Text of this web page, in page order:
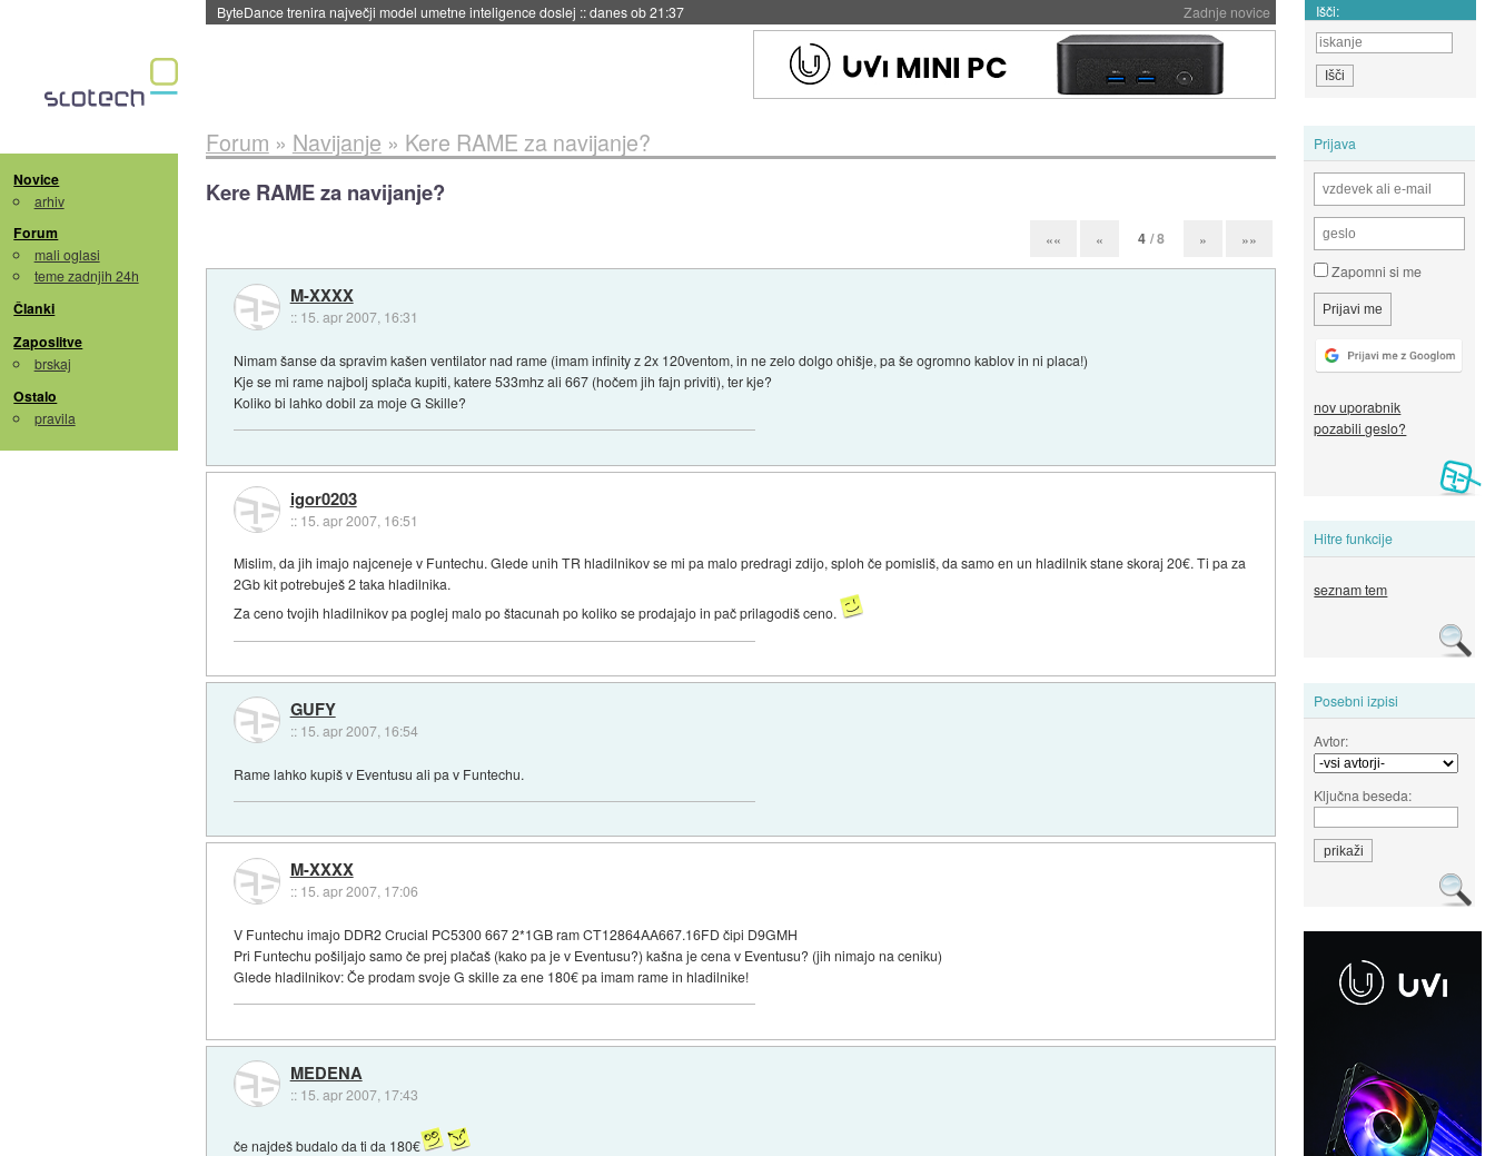
Zadnje novice
Spletne strani začele streči oglase za agente umetne inteligence::danes ob 21:23 Išči:
Novice
arhiv
Forum
mali oglasi
teme zadnjih 24h
Članki
Zaposlitve
brskaj
Ostalo
pravila
Prijava
Zapomni si me
nov uporabnik
pozabili geslo?
Hitre funkcije
seznam tem
Posebni izpisi
Avtor:
Ključna beseda:
Forum » Navijanje » Kere RAME za navijanje?
Kere RAME za navijanje?
«« « 4 / 8 » »»
M-XXXX
:: 15. apr 2007, 16:31
Nimam šanse da spravim kašen ventilator nad rame (imam infinity z 2x 120ventom, in ne zelo dolgo ohišje, pa še ogromno kablov in ni placa!)
Kje se mi rame najbolj splača kupiti, katere 533mhz ali 667 (hočem jih fajn priviti), ter kje?
Koliko bi lahko dobil za moje G Skille?
igor0203
:: 15. apr 2007, 16:51
Mislim, da jih imajo najceneje v Funtechu. Glede unih TR hladilnikov se mi pa malo predragi zdijo, sploh če pomisliš, da samo en un hladilnik stane skoraj 20€. Ti pa za
2Gb kit potrebuješ 2 taka hladilnika.
Za ceno tvojih hladilnikov pa poglej malo po štacunah po koliko se prodajajo in pač prilagodiš ceno.
GUFY
:: 15. apr 2007, 16:54
Rame lahko kupiš v Eventusu ali pa v Funtechu.
M-XXXX
:: 15. apr 2007, 17:06
V Funtechu imajo DDR2 Crucial PC5300 667 2*1GB ram CT12864AA667.16FD čipi D9GMH
Pri Funtechu pošiljajo samo če prej plačaš (kako pa je v Eventusu?) kašna je cena v Eventusu? (jih nimajo na ceniku)
Glede hladilnikov: Če prodam svoje G skille za ene 180€ pa imam rame in hladilnike!
MEDENA
:: 15. apr 2007, 17:43
če najdeš budalo da ti da 180€